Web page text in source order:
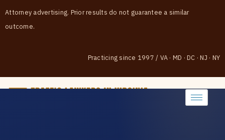
Attorney advertising. Prior results do not guarantee a similar
outcome.
Practicing since 1997 / VA · MD · DC · NJ · NY